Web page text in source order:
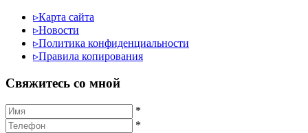
▹Карта сайта
▹Новости
▹Политика конфиденциальности
▹Правила копирования
Cвяжитесь со мной
*
*